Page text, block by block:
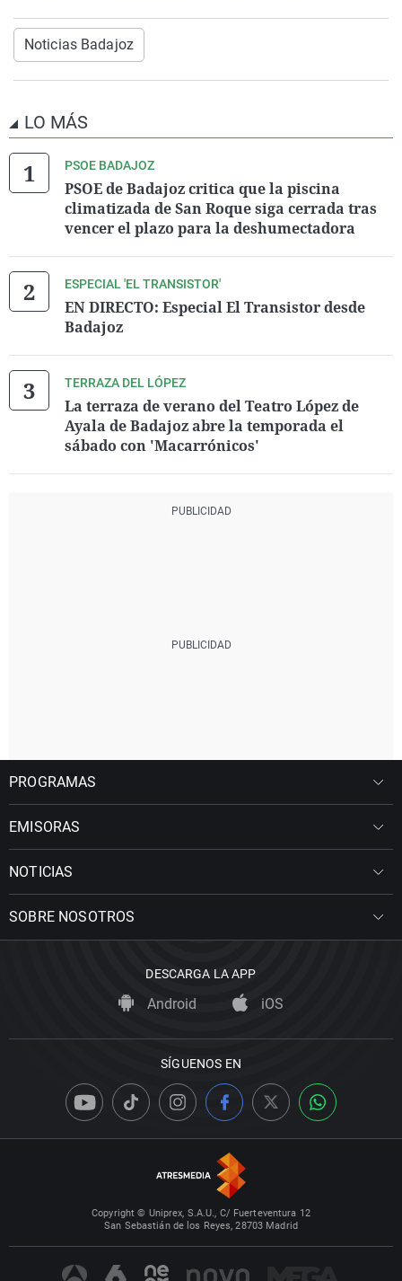
Noticias Badajoz
LO MÁS
PSOE BADAJOZ
PSOE de Badajoz critica que la piscina
climatizada de San Roque siga cerrada tras
vencer el plazo para la deshumectadora
ESPECIAL 'EL TRANSISTOR'
EN DIRECTO: Especial El Transistor desde
Badajoz
TERRAZA DEL LÓPEZ
La terraza de verano del Teatro López de
Ayala de Badajoz abre la temporada el
sábado con 'Macarrónicos'
PROGRAMAS
EMISORAS
NOTICIAS
SOBRE NOSOTROS
DESCARGA LA APP
Android iOS
SÍGUENOS EN
Copyright © Uniprex, S.A.U., C/ Fuerteventura 12
San Sebastián de los Reyes, 28703 Madrid